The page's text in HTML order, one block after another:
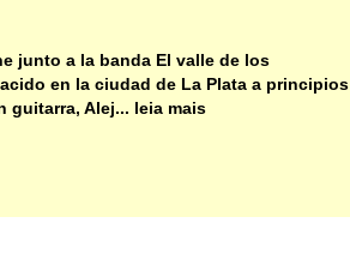
junto a la banda El valle de los
en la ciudad de La Plata a principios
guitarra, Alej... leia mais